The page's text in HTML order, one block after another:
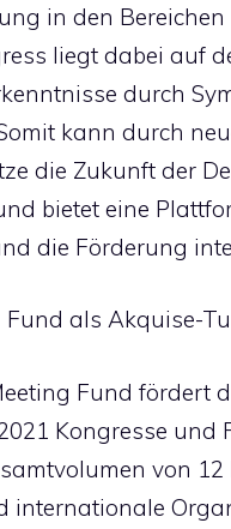
in den
liegt dabei auf
durch
kann durch
die Zukunft der
bietet eine
die Förderung
Fund als Akquise-
Fund fördert
Kongresse und
von
internationale